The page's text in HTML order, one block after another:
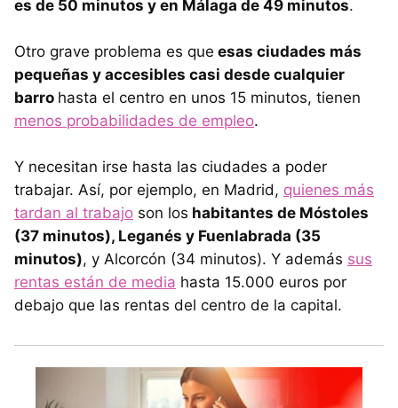
es de 50 minutos y en Málaga de 49 minutos.
Otro grave problema es que esas ciudades más
pequeñas y accesibles casi desde cualquier
barro hasta el centro en unos 15 minutos, tienen
menos probabilidades de empleo.
Y necesitan irse hasta las ciudades a poder
trabajar. Así, por ejemplo, en Madrid, quienes más
tardan al trabajo son los habitantes de Móstoles
(37 minutos), Leganés y Fuenlabrada (35
minutos), y Alcorcón (34 minutos). Y además sus
rentas están de media hasta 15.000 euros por
debajo que las rentas del centro de la capital.